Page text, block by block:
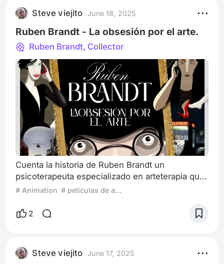
necesidad. Querido lector, al igual que los
robots, en esta película los humanos han hecho
una cr
Steve viejito June 18, 2025
Ruben Brandt - La obsesión por el arte.
Ruben Brandt, Collector
Cuenta la historia de Ruben Brandt un
psicoterapeuta especializado en arteterapia que
sufre de constantes pesadillas, donde
agresivamente. La trama transcurre en la
valiosas alrededor de todo el mundo. El
detective Kowalski a cargo de la investigación
# Animation # peliculas de animacion
2
Steve viejito June 17, 2025